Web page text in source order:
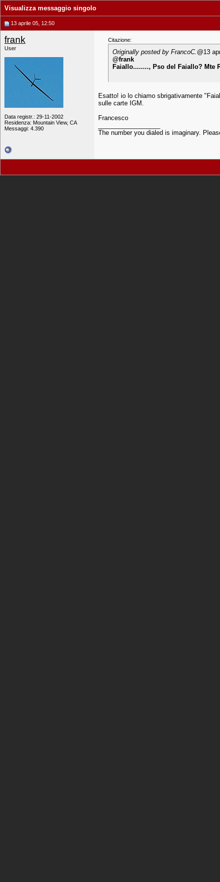
Visualizza messaggio singolo
13 aprile 05, 12:50
frank
User
Data registr.: 29-11-2002
Residenza: Mountain View, CA
Messaggi: 4.390
Citazione:
Originally posted by FrancoC. @13
@frank
Faiallo........, Pso del Faiallo? Mte
Esatto! io lo chiamo sbrigativamente
sulle carte IGM.
Francesco
The number you dialed is imaginary.